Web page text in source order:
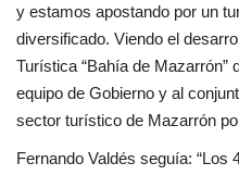
y estamos apostando por un
diversificado. Viendo el
Turística “Bahía de Mazarrón”
equipo de Gobierno y al
sector turístico de Mazarrón
Fernando Valdés seguía: “Los